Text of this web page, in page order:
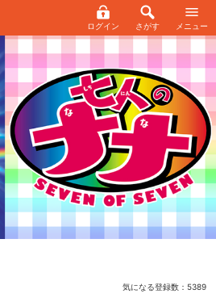
ログイン さがす メニュー
気になる登録数： 5389